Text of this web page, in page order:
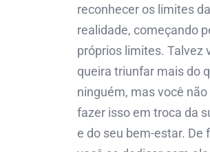
reconhecer os limites da
realidade, começando
próprios limites. Talvez
queira triunfar mais do
ninguém, mas você não
fazer isso em troca da
e do seu bem-estar. De